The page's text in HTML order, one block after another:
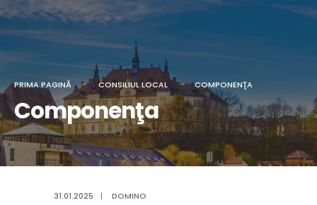
PRIMA PAGINĂ CONSILIUL LOCAL COMPONENŢA
Componenţa
31.01.2025 | DOMINO